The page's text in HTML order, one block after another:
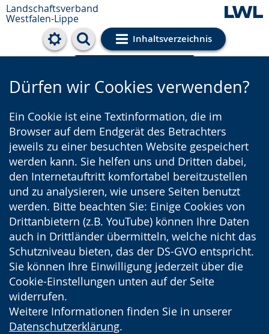
Landschaftsverband
Westfalen-Lippe
Inhaltsverzeichnis
Cookie-Einstellungen
Dürfen wir Cookies verwenden?
Ein Cookie ist eine Textinformation, die im
Browser auf dem Endgerät des Betrachters
jeweils zu einer besuchten Website gespeichert
werden kann. Sie helfen uns und Dritten dabei,
den Internetauftritt komfortabel bereitzustellen
und zu analysieren, wie unsere Seiten benutzt
werden. Bitte beachten Sie: Einige Cookies von
Drittanbietern (z.B. YouTube) können Ihre Daten
auch in Drittländer übermitteln, welche nicht das
Schutzniveau bieten, das der DS-GVO entspricht.
Sie können Ihre Einwilligung jederzeit über die
Cookie-Einstellungen unten auf der Seite
widerrufen.
Weitere Informationen finden Sie in unserer
Datenschutzerklärung.